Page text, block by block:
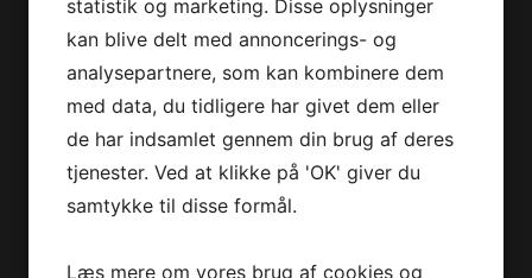
Jet-Trade Powersport
Jegstrupvej 280
8361 Hasselager
Telefon:+45 70 200 600
E-mail:info@jettrade.dk
statistik og marketing. Disse oplysninger
kan blive delt med annoncerings- og
analysepartnere, som kan kombinere dem
med data, du tidligere har givet dem eller
de har indsamlet gennem din brug af deres
tjenester. Ved at klikke på 'OK' giver du
samtykke til disse formål.
Læs mere om vores brug af cookies og